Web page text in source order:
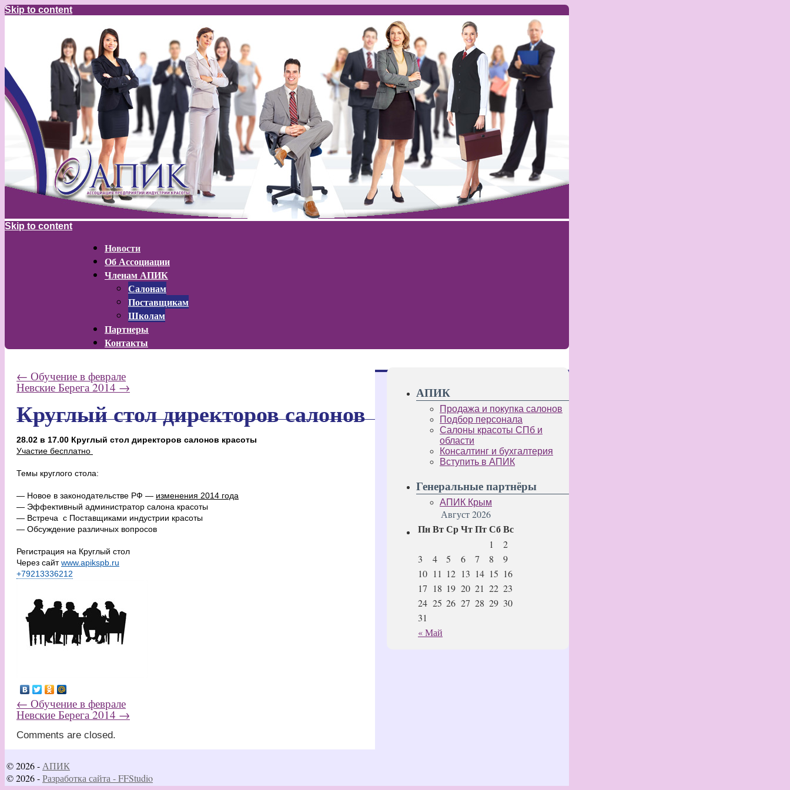
Skip to content
Skip to content
Новости
Об Ассоциации
Членам АПИК
Салонам
Поставщикам
Школам
Партнеры
Контакты
← Обучение в феврале
Невские Берега 2014 →
Круглый стол директоров салонов
28.02 в 17.00 Круглый стол директоров салонов красоты
Участие бесплатно
Темы круглого стола:
— Новое в законодательстве РФ — изменения 2014 года
— Эффективный администратор салона красоты
— Встреча с Поставщиками индустрии красоты
— Обсуждение различных вопросов
Регистрация на Круглый стол
Через сайтwww.apikspb.ru
+79213336212
← Обучение в феврале
Невские Берега 2014 →
Comments are closed.
АПИК
Продажа и покупка салонов
Подбор персонала
Салоны красоты СПб и
области
Консалтинг и бухгалтерия
Вступить в АПИК
Генеральные партнёры
АПИК Крым
Август 2026
ПнВтСрЧтПтСбВс
« Май
1
2
3
4 5 6 7 8
9
10 11 12 13 14 15 16
17 18 19 20 21 22 23
24 25 26 27 28 29 30
31
© 2026 - АПИК
© 2026 -Разработка сайта - FFStudio